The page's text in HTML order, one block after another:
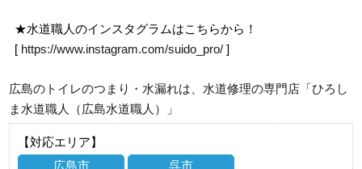
★水道職人のインスタグラムはこちらから！
[ https://www.instagram.com/suido_pro/ ]
広島のトイレのつまり・水漏れは、水道修理の専門店「ひろし
ま水道職人（広島水道職人）」
【対応エリア】
広島市
呉市